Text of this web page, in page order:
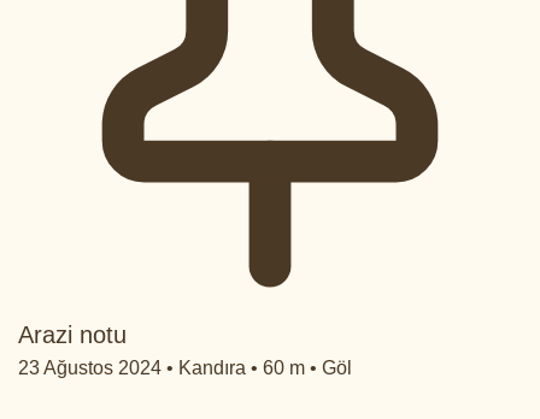
Arazi notu
23 Ağustos 2024 • Kandıra • 60 m • Göl